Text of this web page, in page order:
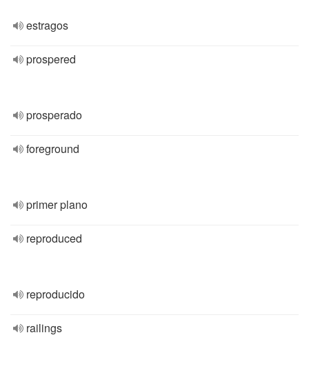
estragos
prospered
prosperado
foreground
primer plano
reproduced
reproducido
railings